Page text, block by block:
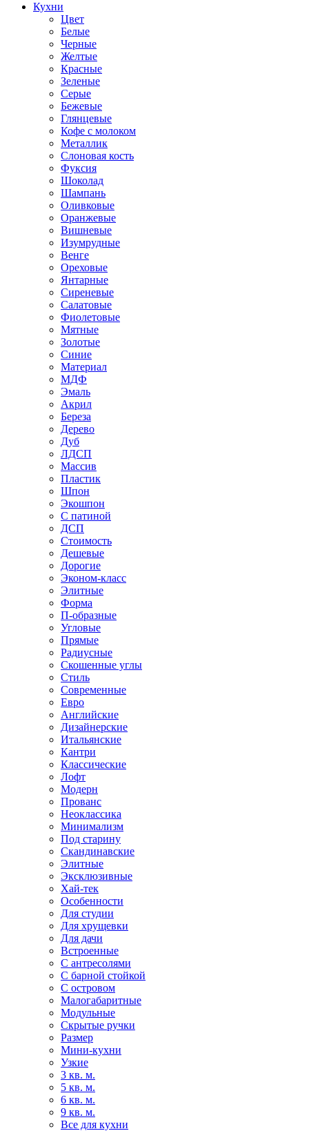
Кухни
Цвет
Белые
Черные
Желтые
Красные
Зеленые
Серые
Бежевые
Глянцевые
Кофе с молоком
Металлик
Слоновая кость
Фуксия
Шоколад
Шампань
Оливковые
Оранжевые
Вишневые
Изумрудные
Венге
Ореховые
Янтарные
Сиреневые
Салатовые
Фиолетовые
Мятные
Золотые
Синие
Материал
МДФ
Эмаль
Акрил
Береза
Дерево
Дуб
ЛДСП
Массив
Пластик
Шпон
Экошпон
С патиной
ДСП
Стоимость
Дешевые
Дорогие
Эконом-класс
Элитные
Форма
П-образные
Угловые
Прямые
Радиусные
Скошенные углы
Стиль
Современные
Евро
Английские
Дизайнерские
Итальянские
Кантри
Классические
Лофт
Модерн
Прованс
Неоклассика
Минимализм
Под старину
Скандинавские
Элитные
Эксклюзивные
Хай-тек
Особенности
Для студии
Для хрущевки
Для дачи
Встроенные
С антресолями
С барной стойкой
С островом
Малогабаритные
Модульные
Скрытые ручки
Размер
Мини-кухни
Узкие
3 кв. м.
5 кв. м.
6 кв. м.
9 кв. м.
Все для кухни